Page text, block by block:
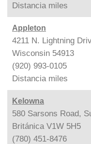
Distancia miles
Appleton
4211 N. Lightning
Wisconsin 54913
(920) 993-0105
Distancia miles
Kelowna
580 Sarsons Road,
Británica V1W 5H5
(780) 451-8476